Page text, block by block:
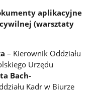
aplikacyjne
(warsztaty
– Kierownik Oddziału
Urzędu
Bach-
Kadr w Biurze